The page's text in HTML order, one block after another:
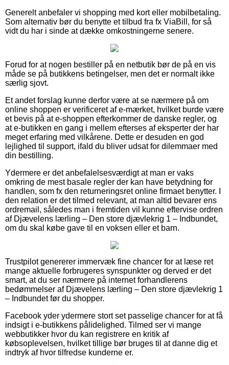
Generelt anbefaler vi shopping med kort eller mobilbetaling.
Som alternativ bør du benytte et tilbud fra fx ViaBill, for så
vidt du har i sinde at dække omkostningerne senere.
Forud for at nogen bestiller på en netbutik bør de på en vis
måde se på butikkens betingelser, men det er normalt ikke
særlig sjovt.
Et andet forslag kunne derfor være at se nærmere på om
online shoppen er verificeret af e-mærket, hvilket burde være
et bevis på at e-shoppen efterkommer de danske regler, og
at e-butikken en gang i mellem efterses af eksperter der har
meget erfaring med vilkårene. Dette er desuden en god
lejlighed til support, ifald du bliver udsat for dilemmaer med
din bestilling.
Ydermere er det anbefalelsesværdigt at man er vaks
omkring de mest basale regler der kan have betydning for
handlen, som fx den returneringsret online firmaet benytter. I
den relation er det tilmed relevant, at man altid bevarer ens
ordremail, således man i fremtiden vil kunne eftervise ordren
af Djævelens lærling – Den store djævlekrig 1 – Indbundet,
om du skal købe gave til en voksen eller et barn.
Trustpilot genererer immervæk fine chancer for at læse ret
mange aktuelle forbrugeres synspunkter og derved er det
smart, at du ser nærmere på internet forhandlerens
bedømmelser af Djævelens lærling – Den store djævlekrig 1
– Indbundet før du shopper.
Facebook yder ydermere stort set passelige chancer for at få
indsigt i e-butikkens pålidelighed. Tilmed ser vi mange
webbutikker hvor du kan registrere en kritik af
købsoplevelsen, hvilket tillige bør bruges til at danne dig et
indtryk af hvor tilfredse kunderne er.